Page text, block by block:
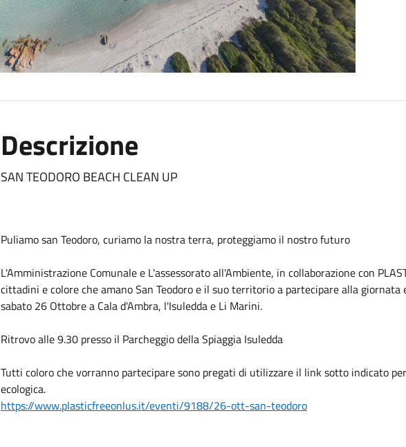
Descrizione
SAN TEODORO BEACH CLEAN UP
Puliamo san Teodoro, curiamo la nostra terra, proteggiamo il nostro futuro
L'Amministrazione Comunale e L'assessorato all'Ambiente, in collaborazione con
cittadini e colore che amano San Teodoro e il suo territorio a partecipare alla giornata
sabato 26 Ottobre a Cala d'Ambra, l'Isuledda e Li Marini.
Ritrovo alle 9.30 presso il Parcheggio della Spiaggia Isuledda
Tutti coloro che vorranno partecipare sono pregati di utilizzare il link sotto indicato
ecologica.
https://www.plasticfreeonlus.it/eventi/9188/26-ott-san-teodoro